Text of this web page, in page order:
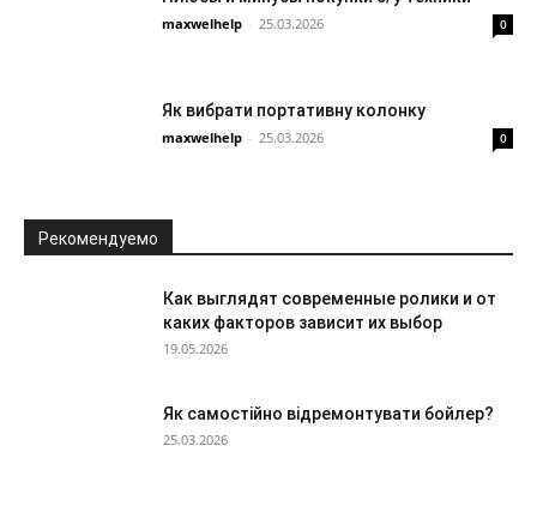
maxwelhelp - 25.03.2026 0
Як вибрати портативну колонку
maxwelhelp - 25.03.2026 0
Рекомендуемо
Как выглядят современные ролики и от
каких факторов зависит их выбор
19.05.2026
Як самостійно відремонтувати бойлер?
25.03.2026